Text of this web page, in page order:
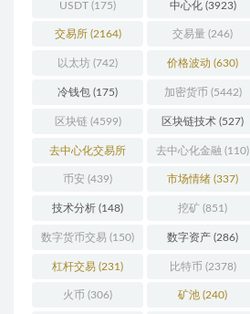
USDT (175) 中心化(3923)
交易所(2164) 交易量 (246)
以太坊 (742) 价格波动 (630)
冷钱包 (175) 加密货币 (5442)
区块链(4599) 区块链技术 (527)
去中心化交易所
(196)
去中心化金融 (110)
币安 (439) 市场情绪 (337)
技术分析 (148) 挖矿 (851)
数字货币交易 (150) 数字资产 (286)
杠杆交易 (231) 比特币 (2378)
火币 (306) 矿池 (240)